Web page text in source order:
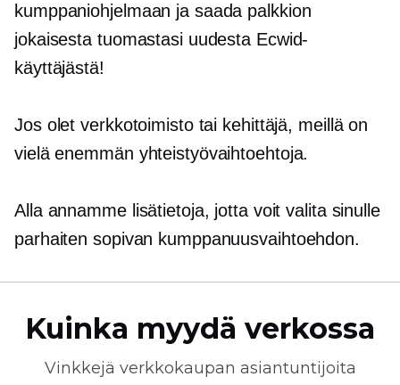
kumppaniohjelmaan ja saada palkkion
jokaisesta tuomastasi uudesta Ecwid-
käyttäjästä!
Jos olet verkkotoimisto tai kehittäjä, meillä on
vielä enemmän yhteistyövaihtoehtoja.
Alla annamme lisätietoja, jotta voit valita sinulle
parhaiten sopivan kumppanuusvaihtoehdon.
Kuinka myydä verkossa
Vinkkejä verkkokaupan asiantuntijoita